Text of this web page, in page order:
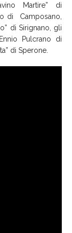
Martire” di
di Camposano,
di Sirignano, gli
Pulcrano di
di Sperone.